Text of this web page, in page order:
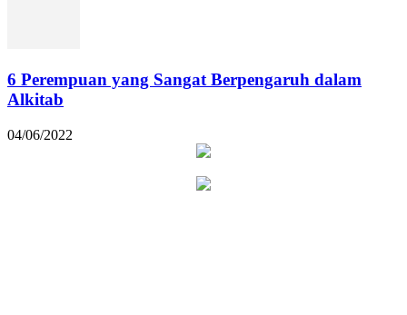
6 Perempuan yang Sangat Berpengaruh dalam
Alkitab
04/06/2022